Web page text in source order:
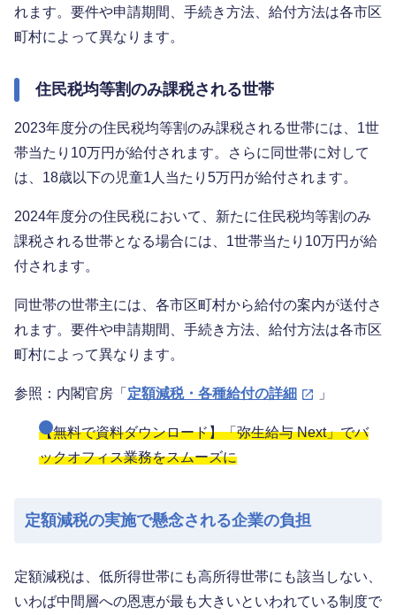
れます。要件や申請期間、手続き方法、給付方法は各市区
町村によって異なります。
住民税均等割のみ課税される世帯
2023年度分の住民税均等割のみ課税される世帯には、1世
帯当たり10万円が給付されます。さらに同世帯に対して
は、18歳以下の児童1人当たり5万円が給付されます。
2024年度分の住民税において、新たに住民税均等割のみ
課税される世帯となる場合には、1世帯当たり10万円が給
付されます。
同世帯の世帯主には、各市区町村から給付の案内が送付さ
れます。要件や申請期間、手続き方法、給付方法は各市区
町村によって異なります。
参照：内閣官房「 定額減税・各種給付の詳細 」
【無料で資料ダウンロード】「弥生給与 Next」でバ
ックオフィス業務をスムーズに
定額減税の実施で懸念される企業の負担
定額減税は、低所得世帯にも高所得世帯にも該当しない、
いわば中間層への恩恵が最も大きいといわれている制度で